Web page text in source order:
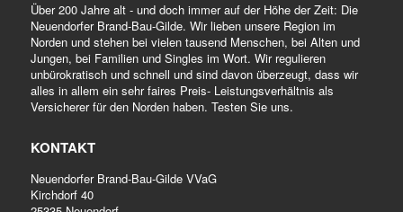
Über 200 Jahre alt - und doch immer auf der Höhe der Zeit: Die
Neuendorfer Brand-Bau-Gilde. Wir lieben unsere Region im
Norden und stehen bei vielen tausend Menschen, bei Alten und
Jungen, bei Familien und Singles im Wort. Wir regulieren
unbürokratisch und schnell und sind davon überzeugt, dass wir
alles in allem ein sehr faires Preis- Leistungsverhältnis als
Versicherer für den Norden haben. Testen Sie uns.
KONTAKT
Neuendorfer Brand-Bau-Gilde VVaG
Kirchdorf 40